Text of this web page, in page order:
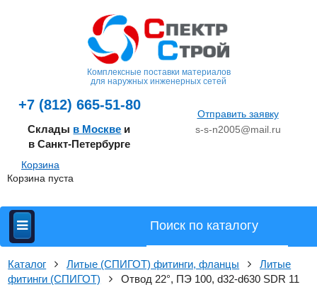
Комплексные поставки материалов
для наружных инженерных сетей
+7 (812) 665-51-80
Склады в Москве и
в Санкт-Петербурге
Отправить заявку
s-s-n2005@mail.ru
Корзина
Корзина пуста
Каталог Литые (СПИГОТ) фитинги, фланцы
Литые
фитинги (СПИГОТ)
Отвод 22°, ПЭ 100, d32-d630 SDR 11